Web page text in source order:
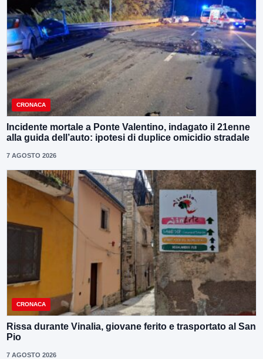
CRONACA
Incidente mortale a Ponte Valentino, indagato il 21enne
alla guida dell’auto: ipotesi di duplice omicidio stradale
7 AGOSTO 2026
CRONACA
Rissa durante Vinalia, giovane ferito e trasportato al San
Pio
7 AGOSTO 2026